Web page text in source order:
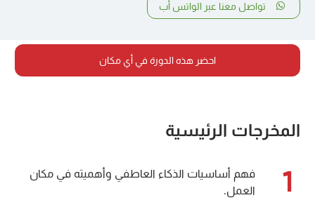
تواصل معنا عبر الواتس أب
احضر هذه الدورة في أي مكان
المخرجات الرئيسية
1
فهم أساسيات الذكاء العاطفي وأهميته في مكان
العمل.